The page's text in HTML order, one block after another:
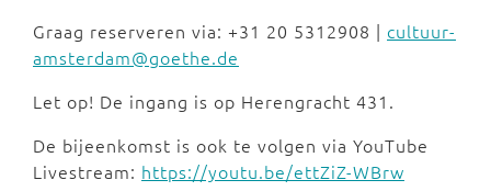
Graag reserveren via: +31 20 5312908 | cultuur-
amsterdam@goethe.de
Let op! De ingang is op Herengracht 431.
De bijeenkomst is ook te volgen via YouTube
Livestream: https://youtu.be/ettZiZ-WBrw